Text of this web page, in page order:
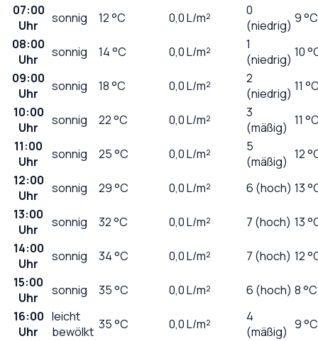
07:00
Uhr
sonnig 12°C 0,0L/m²
0
(niedrig) 9 °C
08:00
Uhr
sonnig 14°C 0,0L/m²
1
(niedrig) 10
09:00
Uhr
sonnig 18°C 0,0L/m²
2
(niedrig) 11
10:00
Uhr
sonnig 22°C 0,0L/m²
3
(mäßig) 11
11:00
Uhr
sonnig 25°C 0,0L/m²
5
(mäßig) 12
12:00
Uhr
sonnig 29°C 0,0L/m² 6 (hoch) 13
13:00
Uhr
sonnig 32°C 0,0L/m² 7 (hoch) 13
14:00
Uhr
sonnig 34°C 0,0L/m² 7 (hoch) 12
15:00
Uhr
sonnig 35°C 0,0L/m² 6 (hoch) 8 °C
16:00
Uhr
leicht
bewölkt 35°C 0,0L/m²
4
(mäßig) 9 °C